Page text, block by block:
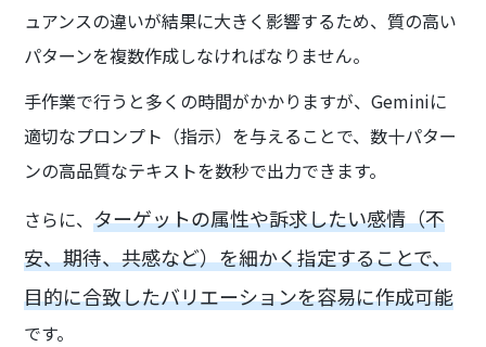
ュアンスの違いが結果に大きく影響するため、質の高い
パターンを複数作成しなければなりません。
手作業で行うと多くの時間がかかりますが、Geminiに
適切なプロンプト（指示）を与えることで、数十パター
ンの高品質なテキストを数秒で出力できます。
さらに、ターゲットの属性や訴求したい感情（不
安、期待、共感など）を細かく指定することで、
目的に合致したバリエーションを容易に作成可能
です。